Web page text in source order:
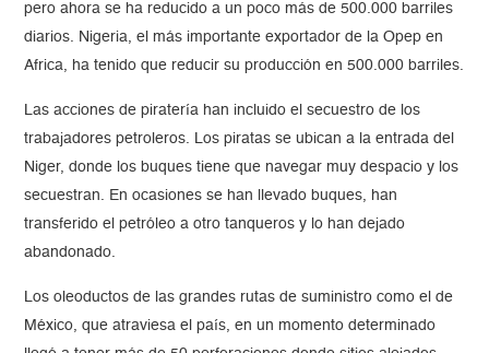
pero ahora se ha reducido a un poco más de 500.000 barriles
diarios. Nigeria, el más importante exportador de la Opep en
Africa, ha tenido que reducir su producción en 500.000 barriles.
Las acciones de piratería han incluido el secuestro de los
trabajadores petroleros. Los piratas se ubican a la entrada del
Niger, donde los buques tiene que navegar muy despacio y los
secuestran. En ocasiones se han llevado buques, han
transferido el petróleo a otro tanqueros y lo han dejado
abandonado.
Los oleoductos de las grandes rutas de suministro como el de
México, que atraviesa el país, en un momento determinado